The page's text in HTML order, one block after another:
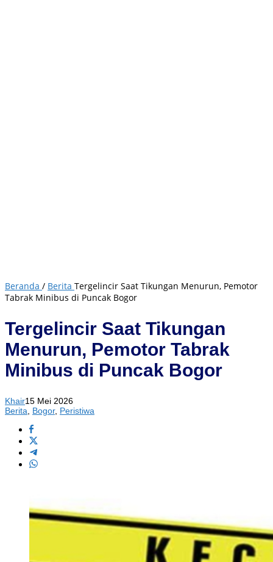
Beranda / Berita Tergelincir Saat Tikungan Menurun, Pemotor
Tabrak Minibus di Puncak Bogor
Tergelincir Saat Tikungan
Menurun, Pemotor Tabrak
Minibus di Puncak Bogor
Khair15 Mei 2026
Berita
Bogor, Peristiwa